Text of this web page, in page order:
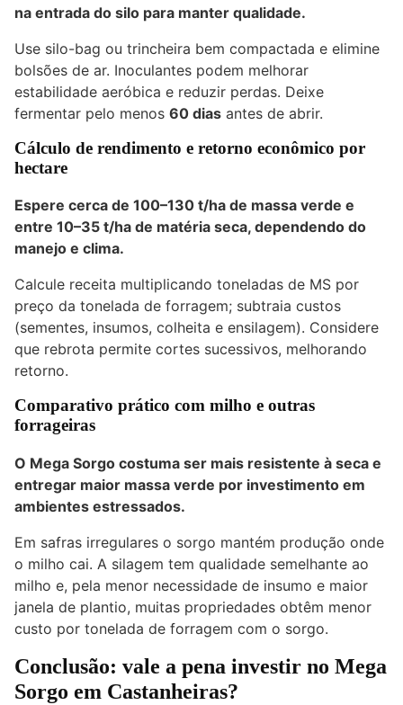
na entrada do silo para manter qualidade.
Use silo-bag ou trincheira bem compactada e elimine
bolsões de ar. Inoculantes podem melhorar
estabilidade aeróbica e reduzir perdas. Deixe
fermentar pelo menos 60 dias antes de abrir.
Cálculo de rendimento e retorno econômico por
hectare
Espere cerca de 100–130 t/ha de massa verde e
entre 10–35 t/ha de matéria seca, dependendo do
manejo e clima.
Calcule receita multiplicando toneladas de MS por
preço da tonelada de forragem; subtraia custos
(sementes, insumos, colheita e ensilagem). Considere
que rebrota permite cortes sucessivos, melhorando
retorno.
Comparativo prático com milho e outras
forrageiras
O Mega Sorgo costuma ser mais resistente à seca e
entregar maior massa verde por investimento em
ambientes estressados.
Em safras irregulares o sorgo mantém produção onde
o milho cai. A silagem tem qualidade semelhante ao
milho e, pela menor necessidade de insumo e maior
janela de plantio, muitas propriedades obtêm menor
custo por tonelada de forragem com o sorgo.
Conclusão: vale a pena investir no Mega
Sorgo em Castanheiras?